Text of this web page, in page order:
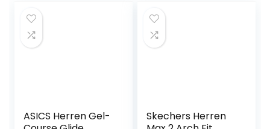
ASICS Herren Gel-
Skechers Herren